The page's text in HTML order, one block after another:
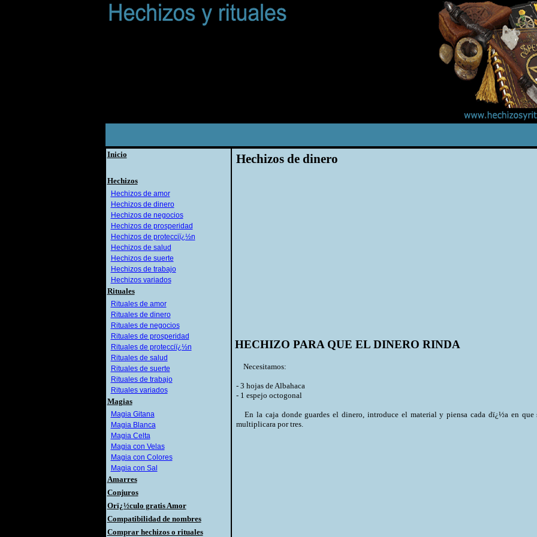
Inicio
Hechizos
Hechizos de amor
Hechizos de dinero
Hechizos de negocios
Hechizos de prosperidad
Hechizos de protecciï¿½n
Hechizos de salud
Hechizos de suerte
Hechizos de trabajo
Hechizos variados
Rituales
Rituales de amor
Rituales de dinero
Rituales de negocios
Rituales de prosperidad
Rituales de protecciï¿½n
Rituales de salud
Rituales de suerte
Rituales de trabajo
Rituales variados
Magias
Magia Gitana
Magia Blanca
Magia Celta
Magia con Velas
Magia con Colores
Magia con Sal
Amarres
Conjuros
Orï¿½culo gratis Amor
Compatibilidad de nombres
Comprar hechizos o rituales
Hechizos de dinero
HECHIZO PARA QUE EL DINERO RINDA
Necesitamos:
- 3 hojas de Albahaca
- 1 espejo octogonal
En la caja donde guardes el dinero, introduce el material y piensa cada dï¿½a en que
multiplicara por tres.